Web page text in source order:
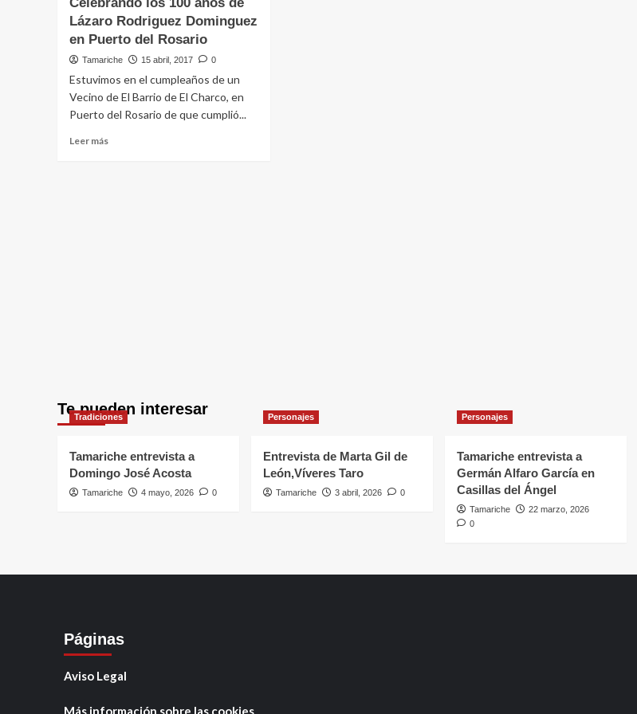
Lázaro Rodriguez Dominguez
en Puerto del Rosario
Tamariche 15 abril, 2017 0
Estuvimos en el cumpleaños de un
Vecino de El Barrio de El Charco, en
Puerto del Rosario de que cumplió...
Leer más
Te pueden interesar
Tradiciones
Tamariche entrevista a
Domingo José Acosta
Tamariche 4 mayo, 2026 0
Personajes
Entrevista de Marta Gil de
León,Víveres Taro
Tamariche 3 abril, 2026 0
Personajes
Tamariche entrevista a
Germán Alfaro García en
Casillas del Ángel
Tamariche
22 marzo, 2026
0
Páginas
Aviso Legal
Más información sobre las cookies